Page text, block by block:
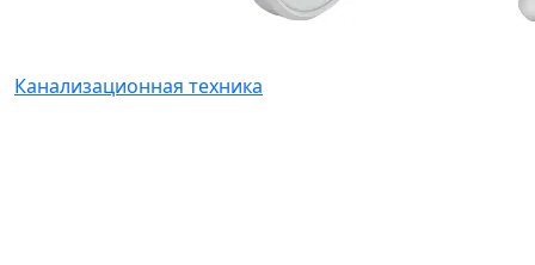
Канализационная техника